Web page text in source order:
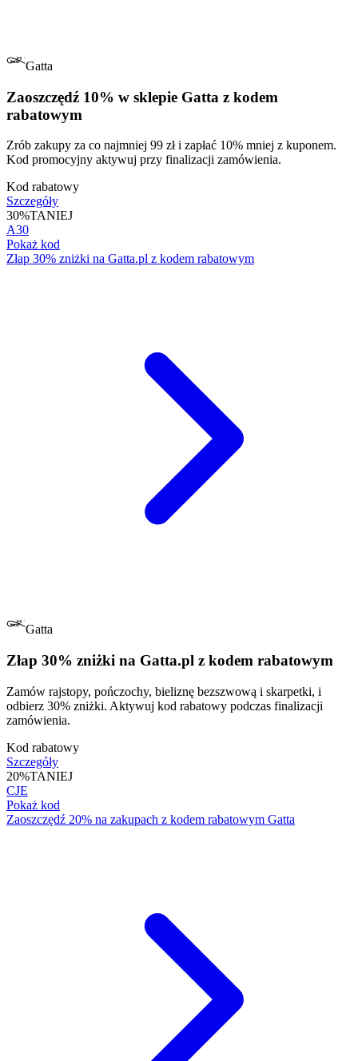
Gatta
Zaoszczędź 10% w sklepie Gatta z kodem
rabatowym
Zrób zakupy za co najmniej 99 zł i zapłać 10% mniej z kuponem.
Kod promocyjny aktywuj przy finalizacji zamówienia.
Kod rabatowy
Szczegóły
30%TANIEJ
A30
Pokaż kod
Złap 30% zniżki na Gatta.pl z kodem rabatowym
Gatta
Złap 30% zniżki na Gatta.pl z kodem rabatowym
Zamów rajstopy, pończochy, bieliznę bezszwową i skarpetki, i
odbierz 30% zniżki. Aktywuj kod rabatowy podczas finalizacji
zamówienia.
Kod rabatowy
Szczegóły
20%TANIEJ
CJE
Pokaż kod
Zaoszczędź 20% na zakupach z kodem rabatowym Gatta